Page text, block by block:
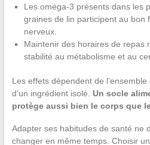
Les oméga-3 présents dans les
graines de lin participent au bon
nerveux.
Maintenir des horaires de repas
stabilité au métabolisme et au
Les effets dépendent de
d’un ingrédient isolé. Un socle
protège aussi bien le corps que
Adapter ses habitudes de santé ne
changer en même temps. Choisir